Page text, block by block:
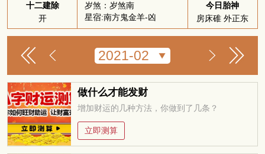
十二建除
开
岁煞：岁煞南
星宿:南方鬼金羊-凶
今日胎神
房床碓 外正东
做什么才能发财
增加财运的几种方法，你做到了几条？
立即测算